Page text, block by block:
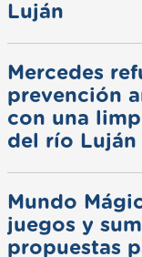
Luján
Mercedes
prevención
con una
del río Luján
Mundo
juegos y
propuestas